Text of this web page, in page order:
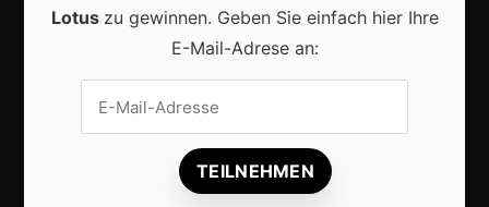
Lokale Suchmaschinenoptimierung bleibt der
Lotus zu gewinnen. Geben Sie einfach hier Ihre
E-Mail-Adrese an: